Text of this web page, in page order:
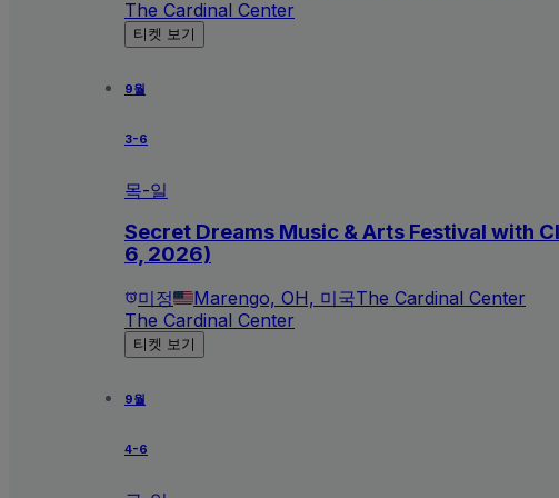
The Cardinal Center
티켓 보기
9월
3-6
목-일
Secret Dreams Music & Arts Festival with
6, 2026)
미정 Marengo, OH, 미국The Cardinal Center
The Cardinal Center
티켓 보기
9월
4-6